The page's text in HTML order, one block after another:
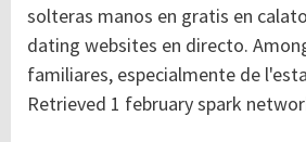
solteras manos en gratis en
dating websites en directo.
familiares, especialmente de
Retrieved 1 february spark